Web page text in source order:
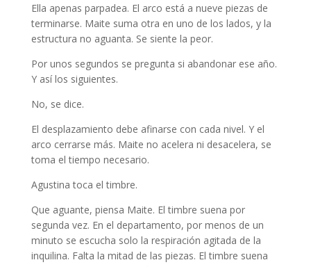
Ella apenas parpadea. El arco está a nueve piezas de
terminarse. Maite suma otra en uno de los lados, y la
estructura no aguanta. Se siente la peor.
Por unos segundos se pregunta si abandonar ese año.
Y así los siguientes.
No, se dice.
El desplazamiento debe afinarse con cada nivel. Y el
arco cerrarse más. Maite no acelera ni desacelera, se
toma el tiempo necesario.
Agustina toca el timbre.
Que aguante, piensa Maite. El timbre suena por
segunda vez. En el departamento, por menos de un
minuto se escucha solo la respiración agitada de la
inquilina. Falta la mitad de las piezas. El timbre suena